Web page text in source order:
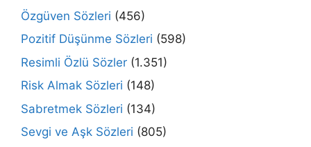
Özgüven Sözleri (456)
Pozitif Düşünme Sözleri (598)
Resimli Özlü Sözler (1.351)
Risk Almak Sözleri (148)
Sabretmek Sözleri (134)
Sevgi ve Aşk Sözleri (805)